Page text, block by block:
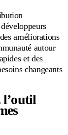
améliorations
autour
et des
changeants